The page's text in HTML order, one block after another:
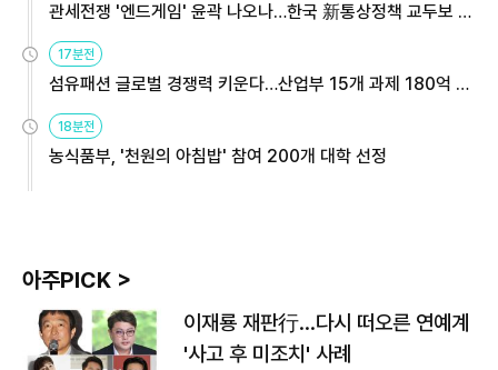
관세전쟁 '엔드게임' 윤곽 나오나…한국 新통상정책 교두보 활
용해야
17분전
섬유패션 글로벌 경쟁력 키운다…산업부 15개 과제 180억 지
원
18분전
농식품부, '천원의 아침밥' 참여 200개 대학 선정
아주PICK >
이재룡 재판行…다시 떠오른 연예계
'사고 후 미조치' 사례